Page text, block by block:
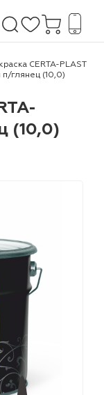
CERTA-PLAST
глянец (10,0)
(10,0)